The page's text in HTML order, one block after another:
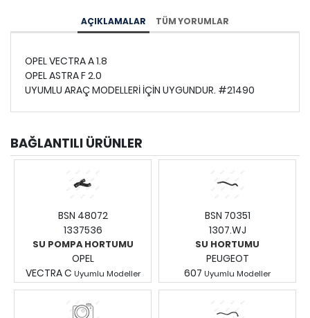
AÇIKLAMALAR TÜM YORUMLAR
OPEL VECTRA A 1.8
OPEL ASTRA F 2.0
UYUMLU ARAÇ MODELLERİ İÇİN UYGUNDUR. #21490
BAĞLANTILI ÜRÜNLER
BSN 48072
1337536
SU POMPA HORTUMU
OPEL
VECTRA C Uyumlu Modeller
Fiyatları Görmek İçin
Giriş Yapınız.
BSN 70351
1307.WJ
SU HORTUMU
PEUGEOT
607 Uyumlu Modeller
Fiyatları Görmek İçin
Giriş Yapınız.